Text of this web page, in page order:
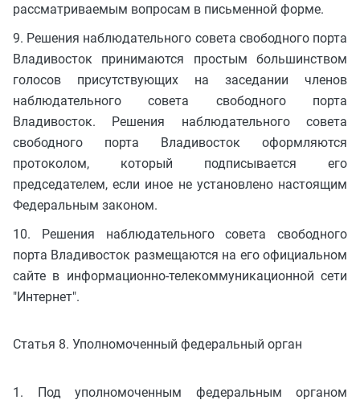
рассматриваемым вопросам в письменной форме.
9. Решения наблюдательного совета свободного порта
Владивосток принимаются простым большинством
голосов присутствующих на заседании членов
наблюдательного совета свободного порта
Владивосток. Решения наблюдательного совета
свободного порта Владивосток оформляются
протоколом, который подписывается его
председателем, если иное не установлено настоящим
Федеральным законом.
10. Решения наблюдательного совета свободного
порта Владивосток размещаются на его официальном
сайте в информационно-телекоммуникационной сети
"Интернет".
Статья 8. Уполномоченный федеральный орган
1. Под уполномоченным федеральным органом